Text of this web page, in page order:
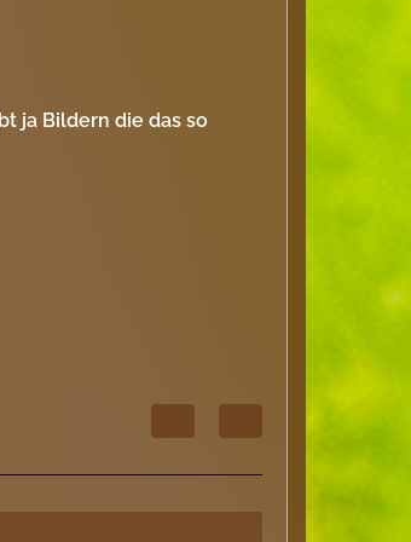
ja Bildern die das so